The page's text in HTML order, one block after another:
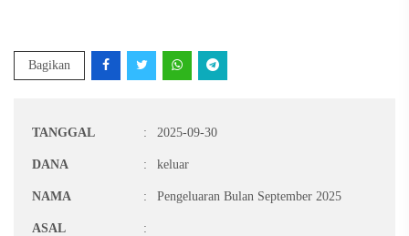
Bagikan
TANGGAL : 2025-09-30
DANA : keluar
NAMA : Pengeluaran Bulan September 2025
ASAL :